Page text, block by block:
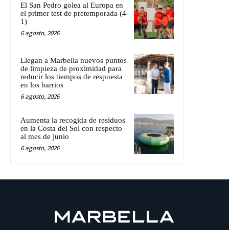
El San Pedro golea al Europa en
el primer test de pretemporada (4-
1)
6 agosto, 2026
Llegan a Marbella nuevos puntos
de limpieza de proximidad para
reducir los tiempos de respuesta
en los barrios
6 agosto, 2026
Aumenta la recogida de residuos
en la Costa del Sol con respecto
al mes de junio
6 agosto, 2026